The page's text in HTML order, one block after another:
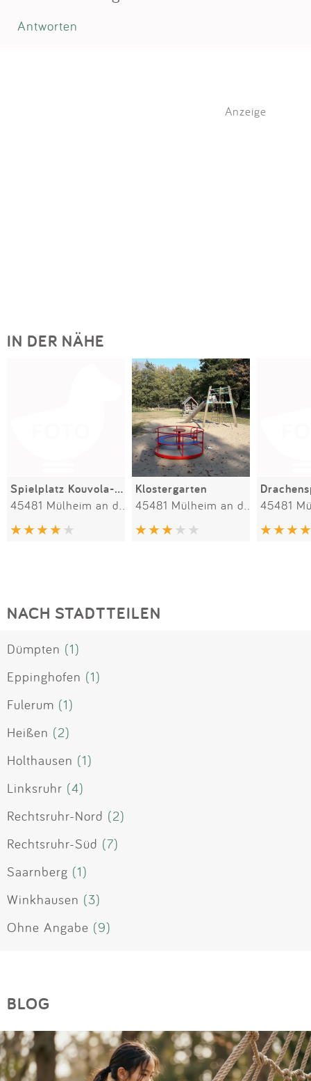
Antworten
Anzeige
IN DER NÄHE
Spielplatz Kouvola-Park Klostergarten
NACH STADTTEILEN
Dümpten (1)
Eppinghofen (1)
Fulerum (1)
Heißen (2)
Holthausen (1)
Linksruhr (4)
Rechtsruhr-Nord (2)
Rechtsruhr-Süd (7)
Saarnberg (1)
Winkhausen (3)
Ohne Angabe (9)
BLOG